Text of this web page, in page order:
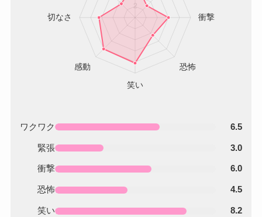
ワクワク 6.5
緊張 3.0
衝撃 6.0
恐怖 4.5
笑い 8.2